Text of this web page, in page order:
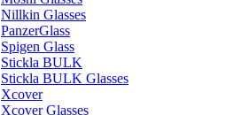
Nillkin Glasses
PanzerGlass
Spigen Glass
Stickla BULK
Stickla BULK Glasses
Xcover
Xcover Glasses